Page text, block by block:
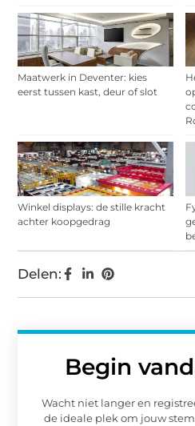
Maatwerk in Deventer: kies
eerst tussen kast, deur of slot
Winkel displays: de stille kracht
achter koopgedrag
Begin
Wacht niet langer en
de ideale plek om jouw
Delen: